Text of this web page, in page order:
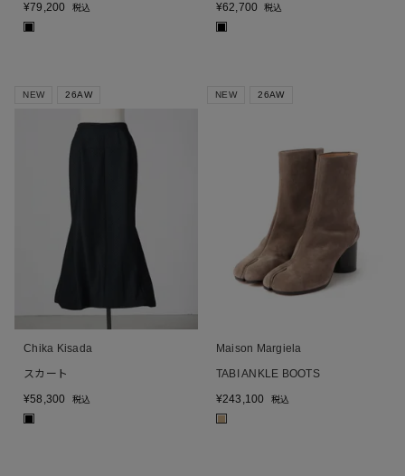
¥79,200 税込
■
¥62,700 税込
■
NEW 26AW
Chika Kisada
スカート
¥58,300 税込
■
NEW 26AW
Maison Margiela
TABI ANKLE BOOTS
¥243,100 税込
■